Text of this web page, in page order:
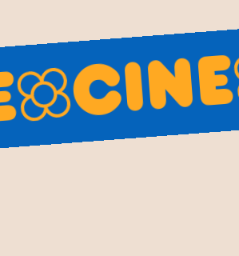
algo para todos los gustos y
sea que estés buscando un
capturan la magia del
caganer